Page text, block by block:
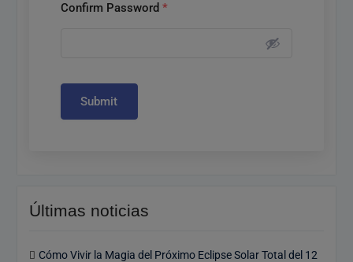
Confirm Password *
Submit
Últimas noticias
Cómo Vivir la Magia del Próximo Eclipse Solar Total del 12